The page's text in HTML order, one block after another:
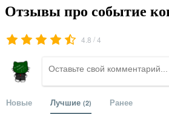
Отзывы про событие
4.8 /4
Новые Лучшие (2) Ранее